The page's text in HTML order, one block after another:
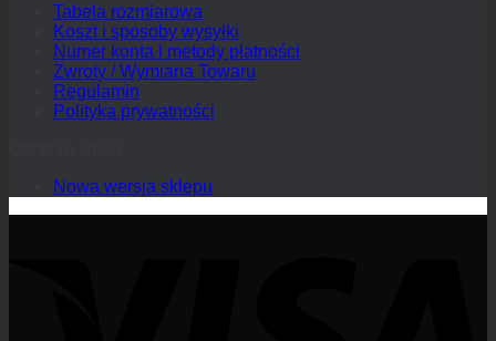
Tabela rozmiarowa
Koszt i sposoby wysyłki
Numer konta i metody płatności
Zwroty / Wymiana Towaru
Regulamin
Polityka prywatności
Nowa wersja sklepu